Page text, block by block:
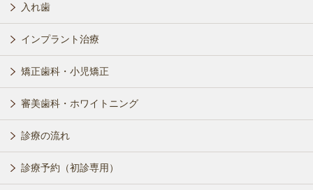
入れ歯
インプラント治療
矯正歯科・小児矯正
審美歯科・ホワイトニング
診療の流れ
診療予約（初診専用）